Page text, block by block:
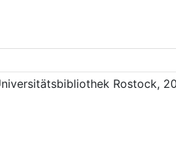
Rostock,